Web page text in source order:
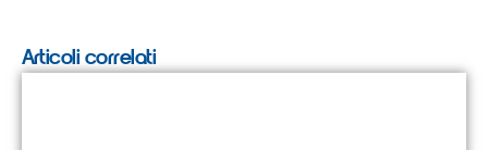
Articoli correlati